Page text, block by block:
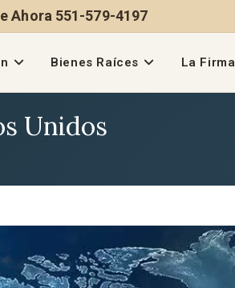
Ahora 551-579-4197
Bienes Raíces La Firma
Unidos